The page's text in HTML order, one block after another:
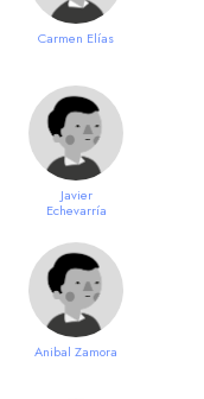
Carmen Elías
Javier
Echevarría
Anibal Zamora